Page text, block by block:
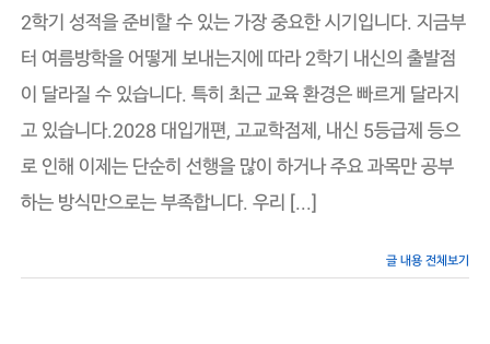
별
름
학
학
습
전
략
–
에
2학기 성적을 준비할 수 있는 가장 중요한 시기입니다. 지금부
터 여름방학을 어떻게 보내는지에 따라 2학기 내신의 출발점
이 달라질 수 있습니다. 특히 최근 교육 환경은 빠르게 달라지
고 있습니다.2028 대입개편, 고교학점제, 내신 5등급제 등으
로 인해 이제는 단순히 선행을 많이 하거나 주요 과목만 공부
하는 방식만으로는 부족합니다. 우리 [...]
글 내용 전체보기